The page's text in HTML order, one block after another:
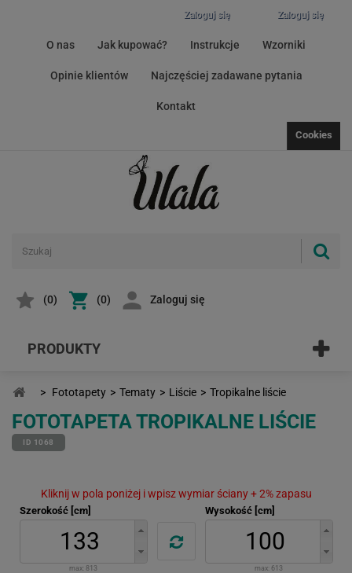
Zaloguj się
Zaloguj się
O nas Jak kupować? Instrukcje Wzorniki
Opinie klientów Najczęściej zadawane pytania
Kontakt
Cookies
(0) (0) Zaloguj się
PRODUKTY
> Fototapety > Tematy > Liście > Tropikalne liście
FOTOTAPETA TROPIKALNE LIŚCIE
ID 1068
Kliknij w pola poniżej i wpisz wymiar ściany + 2% zapasu
Szerokość [cm]
max: 813
Wysokość [cm]
max: 613